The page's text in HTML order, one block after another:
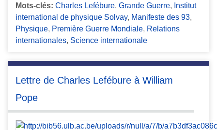
Mots-clés: Charles Lefébure, Grande Guerre, Institut
international de physique Solvay, Manifeste des 93,
Physique, Première Guerre Mondiale, Relations
internationales, Science internationale
Lettre de Charles Lefébure à William
Pope